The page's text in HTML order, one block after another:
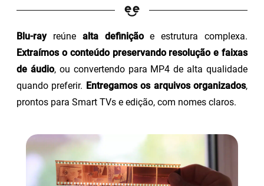
Blu-rayreúne alta definiçãoe estrutura complexa.
Extraímos o conteúdo preservando resolução e faixas
de áudio, ou convertendo para MP4 de alta qualidade
quando preferir. Entregamos os arquivos organizados,
prontos para Smart TVs e edição, com nomes claros.